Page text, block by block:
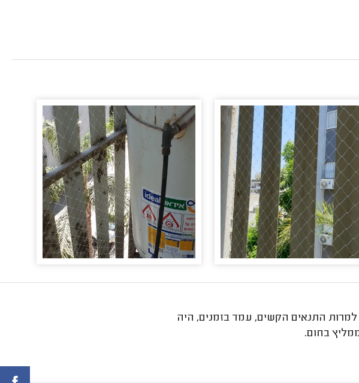
למרות התנאים הקשים, עמד בזמנים, היה
בחום.